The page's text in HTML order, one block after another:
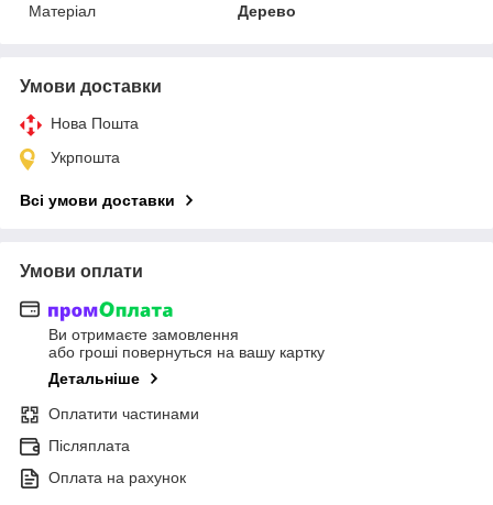
Матеріал
Дерево
Умови доставки
Нова Пошта
Укрпошта
Всі умови доставки
Умови оплати
Ви отримаєте замовлення
або гроші повернуться на вашу картку
Детальніше
Оплатити частинами
Післяплата
Оплата на рахунок